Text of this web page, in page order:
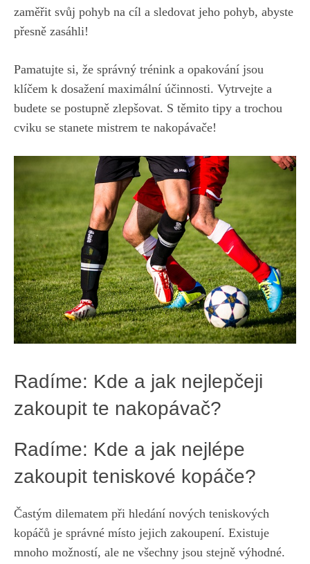
zaměřit ‌svůj pohyb na cíl a sledovat jeho pohyb, abyste
přesně zasáhli!
Pamatujte si, že správný trénink a opakování jsou
klíčem k dosažení maximální účinnosti. Vytrvejte a
budete se postupně zlepšovat. ⁣S těmito tipy⁤ a trochou
cviku se stanete mistrem te nakopávače!
Radíme: ‍Kde a jak nejlepčeji
zakoupit te ‌nakopávač?
Radíme: Kde a jak nejlépe
zakoupit teniskové kopáče?
Častým dilematem při ‍hledání nových teniskových
⁤kopáčů je správné místo jejich zakoupení. Existuje
mnoho možností, ale ne všechny jsou stejně výhodné.